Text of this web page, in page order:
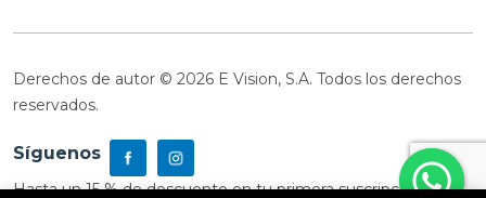
Derechos de autor © 2026 E Vision, S.A. Todos los derechos
reservados.
Síguenos
Hasta un 15 % de descuento en tu primera suscripción